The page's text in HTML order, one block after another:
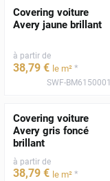
Covering voiture
Avery jaune brillant
à partir de
38,79 € le m² *
SWF-BM6150001
Covering voiture
Avery gris foncé
brillant
à partir de
38,79 € le m² *